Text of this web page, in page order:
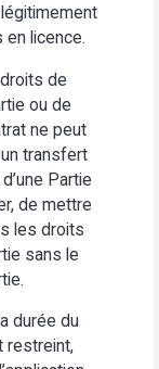
en licence.
de
ou de
ne peut
transfert
Partie
de mettre
les droits
sans le
durée du
restreint,